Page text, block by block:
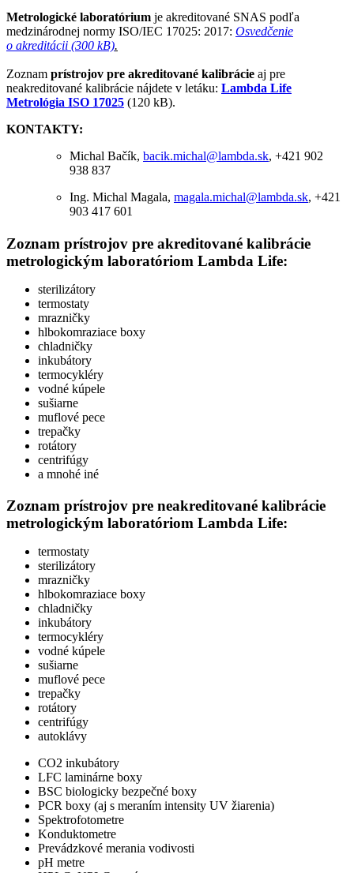
Metrologické laboratórium je akreditované SNAS podľa
medzinárodnej normy ISO/IEC 17025: 2017: Osvedčenie
o akreditácii (300 kB).
Zoznam prístrojov pre akreditované kalibrácie aj pre
neakreditované kalibrácie nájdete v letáku: Lambda Life
Metrológia ISO 17025 (120 kB).
KONTAKTY:
Michal Bačík, bacik.michal@lambda.sk, +421 902
938 837
Ing. Michal Magala, magala.michal@lambda.sk, +421
903 417 601
Zoznam prístrojov pre akreditované kalibrácie
metrologickým laboratóriom Lambda Life:
sterilizátory
termostaty
mrazničky
hlbokomraziace boxy
chladničky
inkubátory
termocykléry
vodné kúpele
sušiarne
muflové pece
trepačky
rotátory
centrifúgy
a mnohé iné
Zoznam prístrojov pre neakreditované kalibrácie
metrologickým laboratóriom Lambda Life:
termostaty
sterilizátory
mrazničky
hlbokomraziace boxy
chladničky
inkubátory
termocykléry
vodné kúpele
sušiarne
muflové pece
trepačky
rotátory
centrifúgy
autoklávy
CO2 inkubátory
LFC laminárne boxy
BSC biologicky bezpečné boxy
PCR boxy (aj s meraním intensity UV žiarenia)
Spektrofotometre
Konduktometre
Prevádzkové merania vodivosti
pH metre